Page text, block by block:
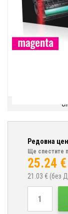
Редовна
Ще спестите
25.24 €
21.03 € (без